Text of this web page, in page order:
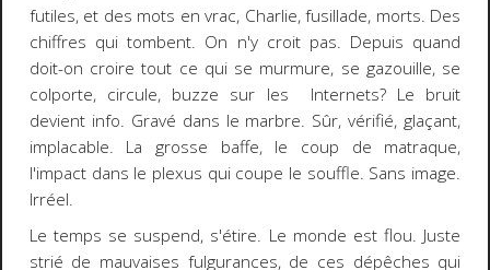
futiles, et des mots en vrac, Charlie, fusillade, morts. Des
chiffres qui tombent. On n'y croit pas. Depuis quand
doit-on croire tout ce qui se murmure, se gazouille, se
colporte, circule, buzze sur les Internets? Le bruit
devient info. Gravé dans le marbre. Sûr, vérifié, glaçant,
implacable. La grosse baffe, le coup de matraque,
l'impact dans le plexus qui coupe le souffle. Sans image.
Irréel.
Le temps se suspend, s'étire. Le monde est flou. Juste
strié de mauvaises fulgurances, de ces dépêches qui